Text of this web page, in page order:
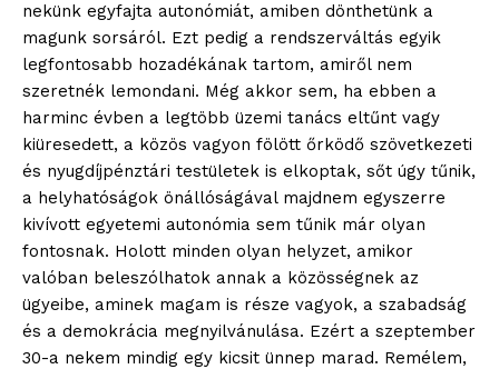
blogSZOLNOK
szubjektív élményportál
nekünk egyfajta autonómiát, amiben dönthetünk a
magunk sorsáról. Ezt pedig a rendszerváltás egyik
legfontosabb hozadékának tartom, amiről nem
szeretnék lemondani. Még akkor sem, ha ebben a
harminc évben a legtöbb üzemi tanács eltűnt vagy
kiüresedett, a közös vagyon fölött őrködő szövetkezeti
és nyugdíjpénztári testületek is elkoptak, sőt úgy tűnik,
a helyhatóságok önállóságával majdnem egyszerre
kivívott egyetemi autonómia sem tűnik már olyan
fontosnak. Holott minden olyan helyzet, amikor
valóban beleszólhatok annak a közösségnek az
ügyeibe, aminek magam is része vagyok, a szabadság
és a demokrácia megnyilvánulása. Ezért a szeptember
30-a nekem mindig egy kicsit ünnep marad. Remélem,